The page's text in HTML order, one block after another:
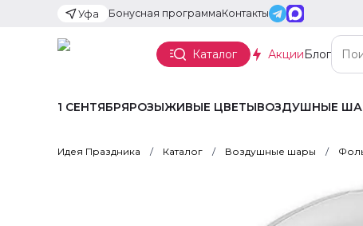
Уфа Бонусная программаКонтакты
Каталог АкцииБлог
1 СЕНТЯБРЯРОЗЫЖИВЫЕ ЦВЕТЫВОЗДУШНЫЕ
Идея Праздника Каталог Воздушные шары